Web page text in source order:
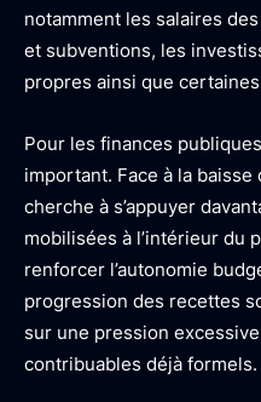
notamment les salaires
et subventions, les
propres ainsi que
Pour les finances
important. Face à la baisse
cherche à s’appuyer
mobilisées à l’intérieur du
renforcer l’autonomie
progression des recettes
sur une pression
contribuables déjà formels.